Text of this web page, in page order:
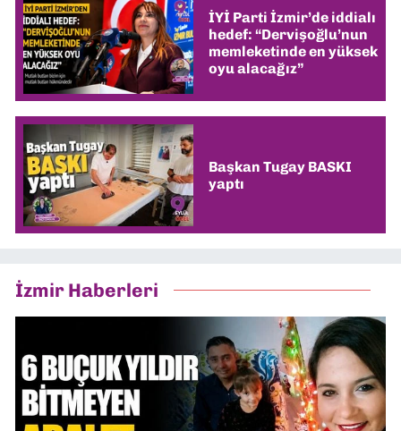
İYİ Parti İzmir’de iddialı
hedef: “Dervişoğlu’nun
memleketinde en yüksek
oyu alacağız”
Başkan Tugay BASKI
yaptı
İzmir Haberleri